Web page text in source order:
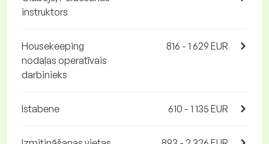
instruktors
Housekeeping
nodaļas operatīvais
darbinieks
816 - 1 629 EUR
Istabene 610 - 1 135 EUR